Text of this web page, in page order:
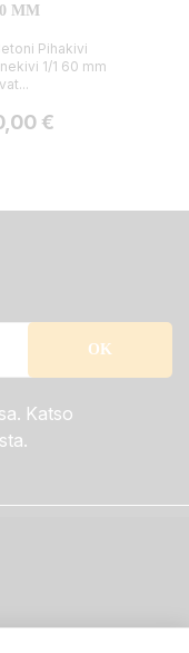
MM
Pihakivi
1/1 60 mm
€
Katso